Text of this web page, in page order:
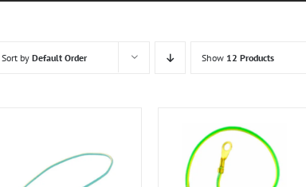
Sort byDefault Order Show 12 Products